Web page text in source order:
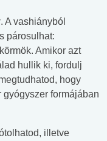
. A vashiányból
párosulhat:
Amikor azt
hullik ki, fordulj
hogy
formájában
illetve